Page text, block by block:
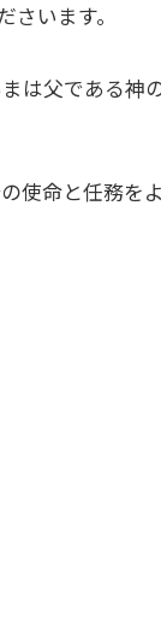
います。
は父である神
使命と任務を